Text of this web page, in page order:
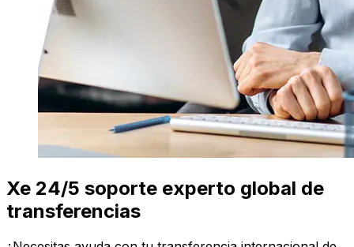
Xe 24/5 soporte experto global de
transferencias